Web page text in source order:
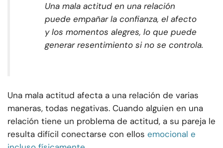
Una mala actitud en una relación
puede empañar la confianza, el afecto
y los momentos alegres, lo que puede
generar resentimiento si no se controla.
Una mala actitud afecta a una relación de varias
maneras, todas negativas. Cuando alguien en una
relación tiene un problema de actitud, a su pareja le
resulta difícil conectarse con ellos emocional e